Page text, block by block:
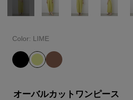
Color: LIME
オーバルカットワンピース